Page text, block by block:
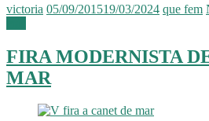
victoria 05/09/201519/03/2024 que fem
FIRA MODERNISTA
MAR